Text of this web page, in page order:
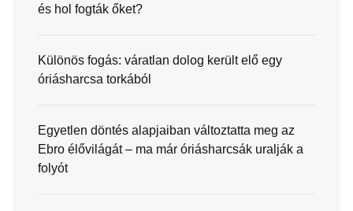
és hol fogták őket?
Különös fogás: váratlan dolog került elő egy
óriásharcsa torkából
Egyetlen döntés alapjaiban változtatta meg az
Ebro élővilágát – ma már óriásharcsák uralják a
folyót